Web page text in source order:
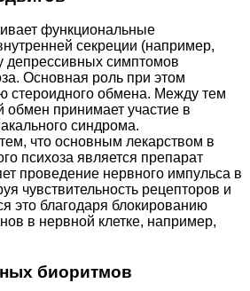
функциональные
секреции (например,
депрессивных симптомов
Основная роль при этом
стероидного обмена. Между тем
обмен принимает участие в
синдрома.
что основным лекарством в
психоза является препарат
проведение нервного импульса в
чувствительность рецепторов и
это благодаря блокированию
в нервной клетке, например,
биоритмов